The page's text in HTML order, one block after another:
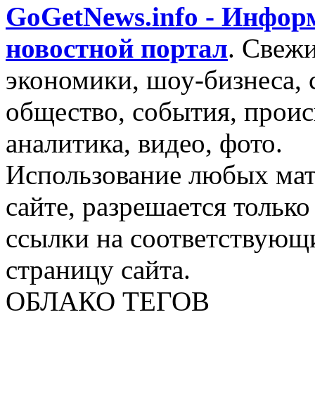
GoGetNews.info -
новостной портал.
экономики, шоу-бизнеса,
общество, события,
аналитика, видео, фото.
Использование любых
сайте, разрешается
ссылки на
страницу сайта.
ОБЛАКО ТЕГОВ